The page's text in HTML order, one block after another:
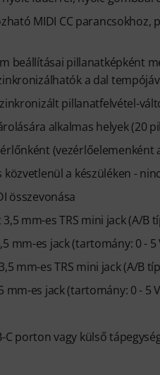
MIDI CC
beállításai pillanatképként
a dal
pillanatfelvétel-
alkalmas helyek (20
(vezérlőelemenként
a készüléken -
összevonása
mm-es TRS mini jack (A/B
mm-es jack (tartomány: 0 - 5
mm-es TRS mini jack (A/B
mm-es jack (tartomány: 0 - 5
C porton vagy külső